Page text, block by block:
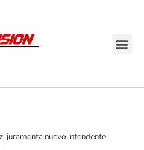
juramenta nuevo intendente